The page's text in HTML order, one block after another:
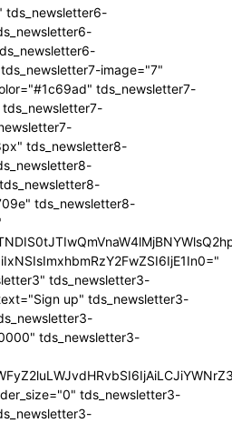
tds_newsletter6-
image="7"
tds_newsletter7-
tds_newsletter8-
tds_newsletter8-
tds_newsletter3-
up" tds_newsletter3-
tds_newsletter3-
tds_newsletter3-